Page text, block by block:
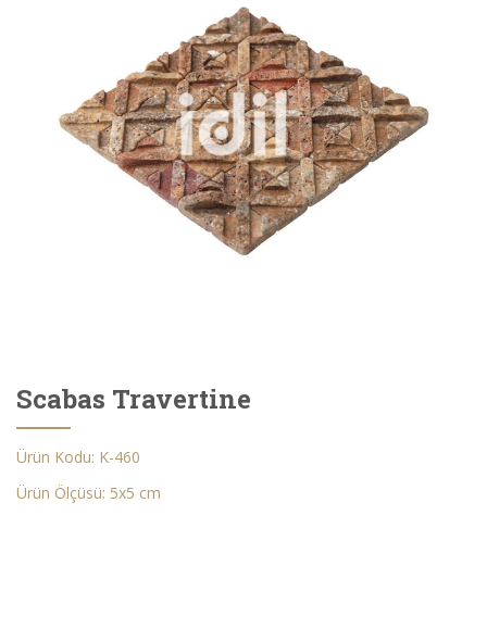
Scabas Travertine
Ürün Kodu: K-460
Ürün Ölçüsü: 5x5 cm